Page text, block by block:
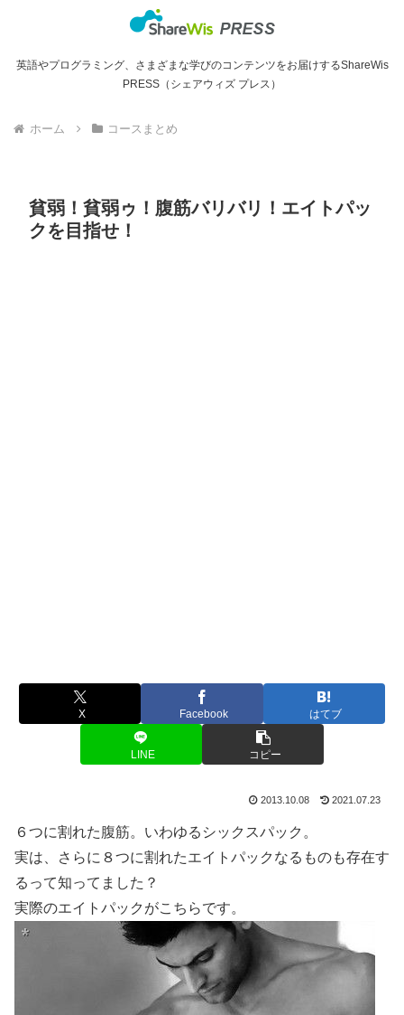
英語やプログラミング、さまざまな学びのコンテンツをお届けするShareWis
PRESS（シェアウィズ プレス）
ホーム コースまとめ
貧弱！貧弱ゥ！腹筋バリバリ！エイトパッ
クを目指せ！
X Facebook はてブ
LINE コピー
2013.10.08 2021.07.23
６つに割れた腹筋。いわゆるシックスパック。
実は、さらに８つに割れたエイトパックなるものも存在す
るって知ってました？
実際のエイトパックがこちらです。